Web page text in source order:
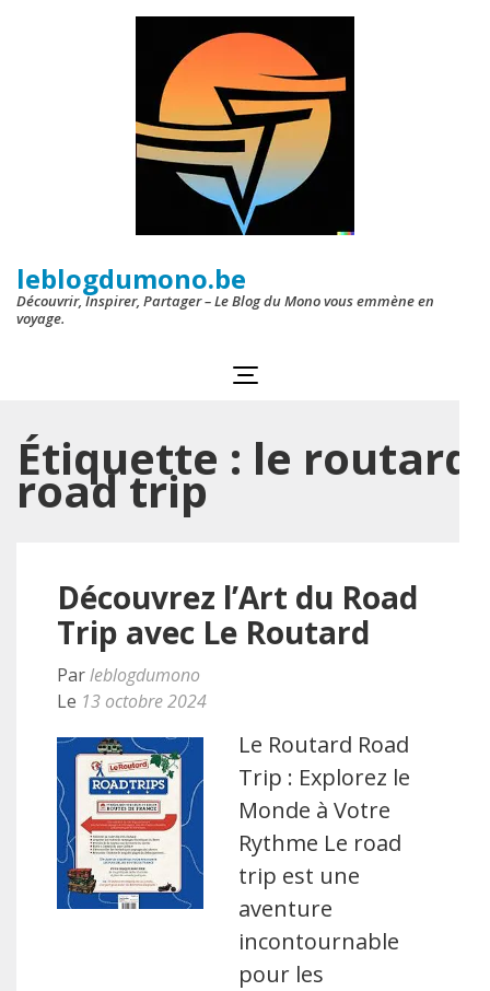
leblogdumono.be
Découvrir, Inspirer, Partager – Le Blog du Mono vous emmène en
voyage.
Étiquette : le routard
road trip
Découvrez l’Art du Road
Trip avec Le Routard
Parleblogdumono
Le 13 octobre 2024
Le Routard Road
Trip : Explorez le
Monde à Votre
Rythme Le road
trip est une
aventure
incontournable
pour les